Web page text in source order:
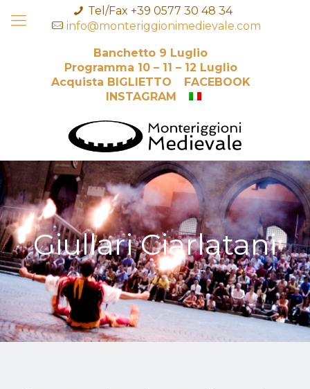
Tel/Fax +39 0577 30 48 34
info@monteriggionimedievale.com
Banchetto 9 Luglio
Programma 10 – 11 – 12 Luglio
Acquista BIGLIETTO
FACEBOOK
INSTAGRAM
Giullari Ciarlatani